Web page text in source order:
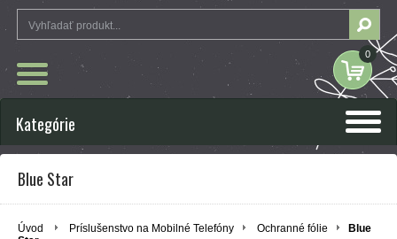
0
Kategórie
Blue Star
Úvod Príslušenstvo na Mobilné Telefóny Ochranné fólie
Blue